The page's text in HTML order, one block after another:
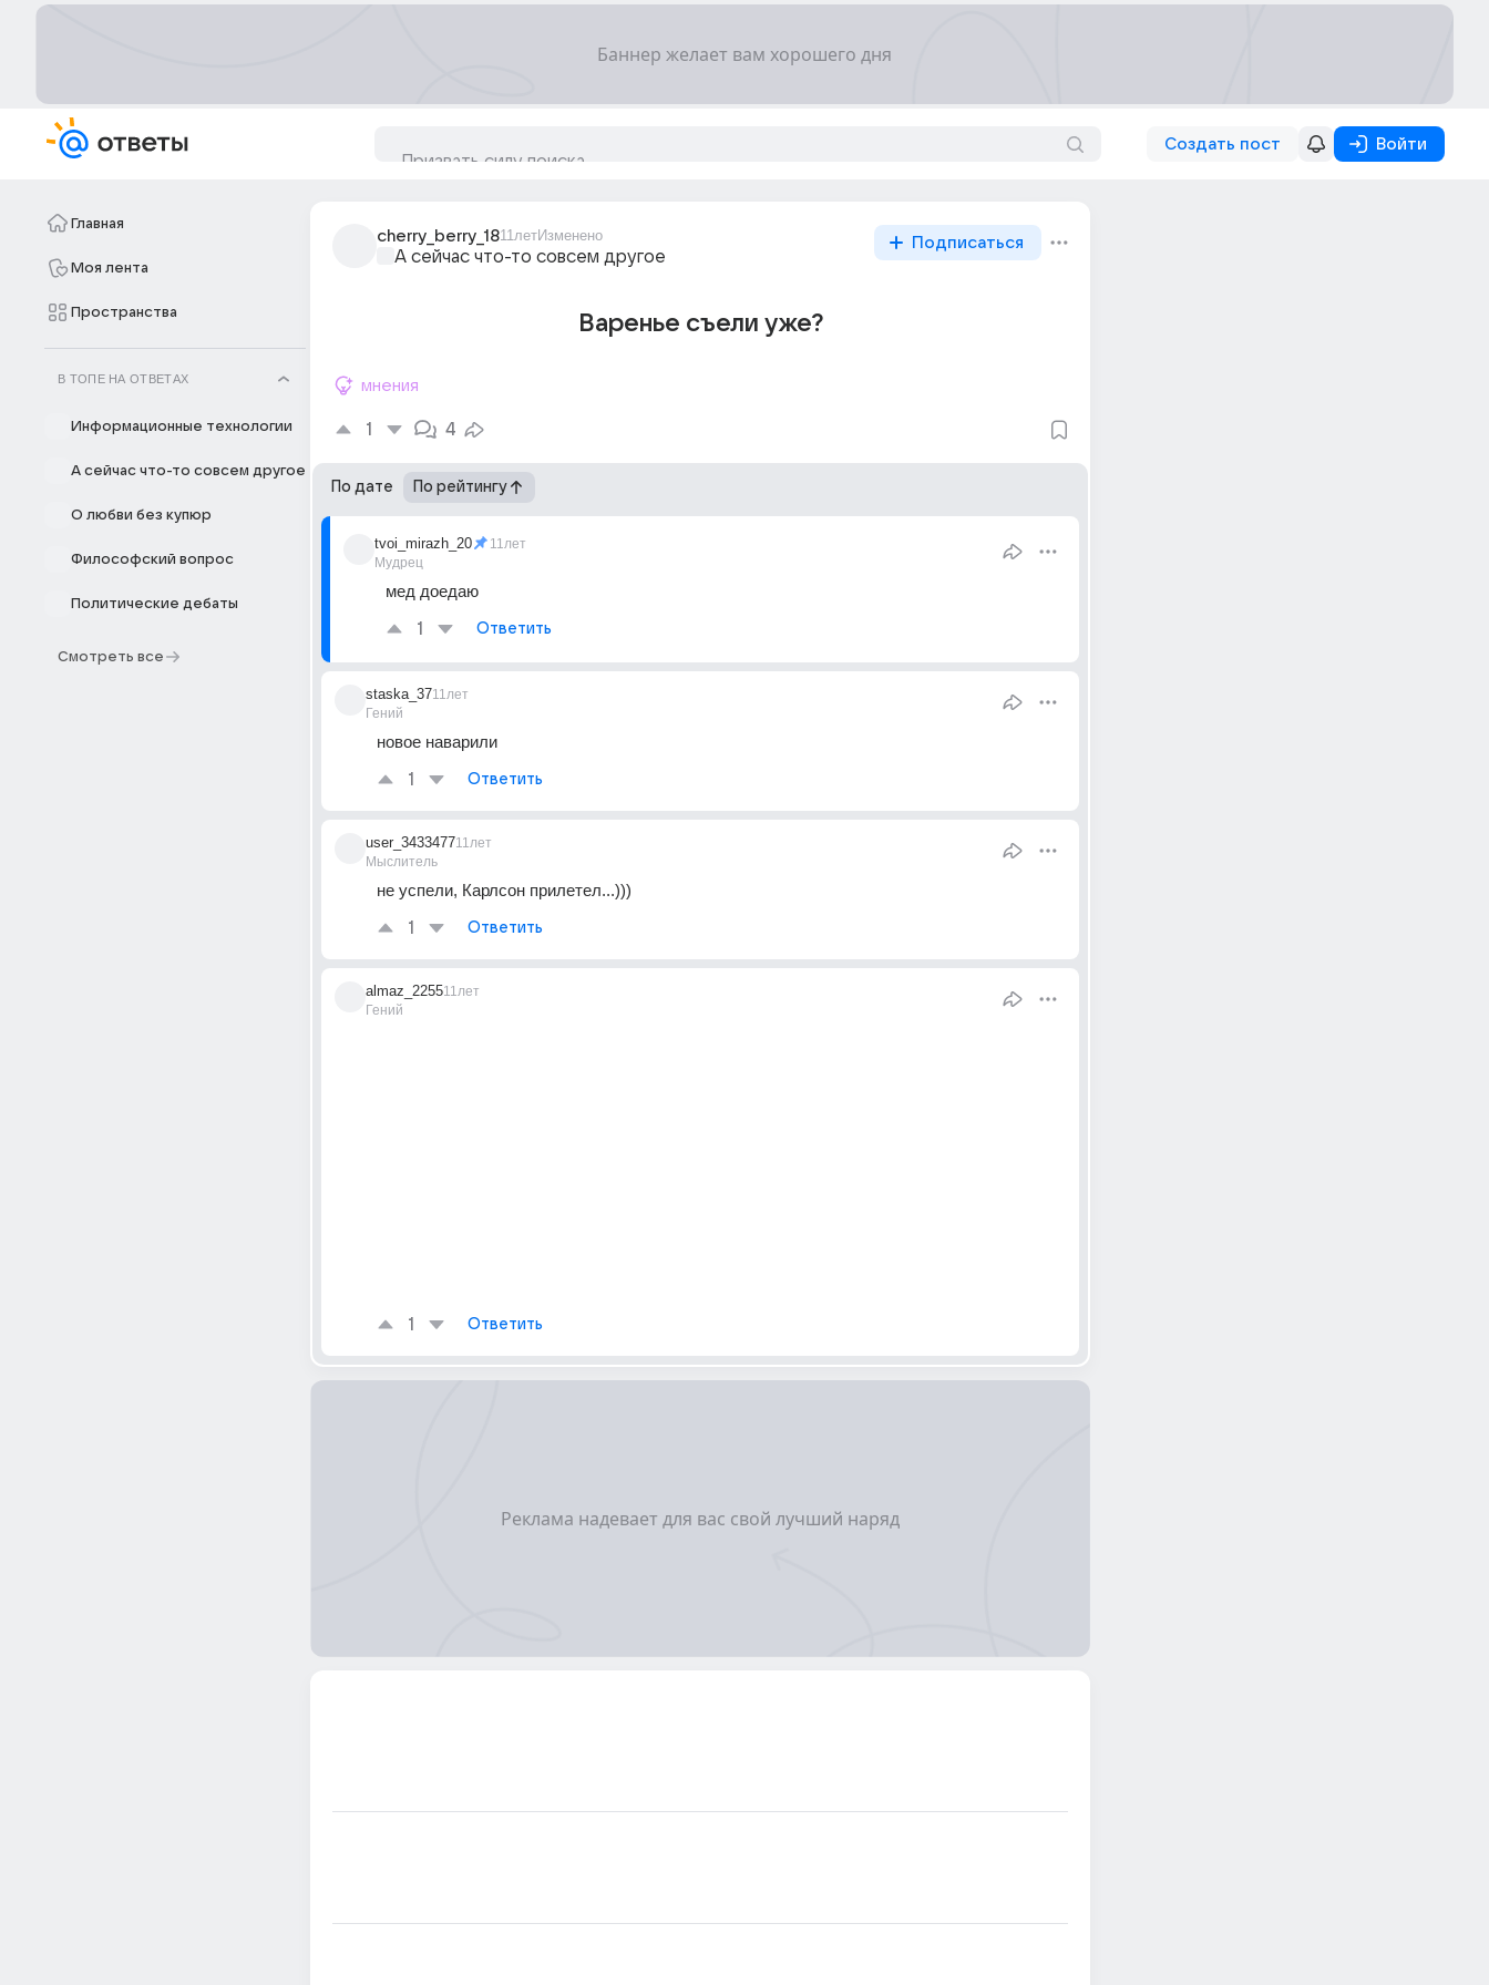
Создать пост Войти
Главная
Моя лента
Пространства
В ТОПЕ НА ОТВЕТАХ
Информационные технологии
А сейчас что-то совсем другое
О любви без купюр
Философский вопрос
Политические дебаты
Смотреть все
cherry_berry_1811летИзменено
А сейчас что-то совсем другое
Подписаться
Варенье съели уже?
мнения
1 4
По дате По рейтингу
tvoi_mirazh_20
Мудрец
11лет
мед доедаю
1 Ответить
staska_37
Гений
11лет
новое наварили
1 Ответить
user_3433477
Мыслитель
11лет
не успели, Карлсон прилетел...)))
1 Ответить
almaz_2255
Гений
11лет
1 Ответить